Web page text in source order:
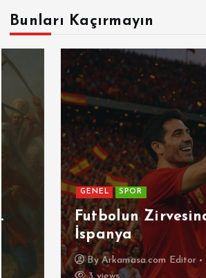
Bunları Kaçırmayın
SPOR
Futbolun Zirvesinde
İspanya
Arkamasa.com Editor
Temmuz